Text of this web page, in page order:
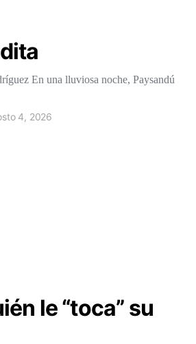
En una lluviosa noche, Paysandú
4, 2026
le “toca” su